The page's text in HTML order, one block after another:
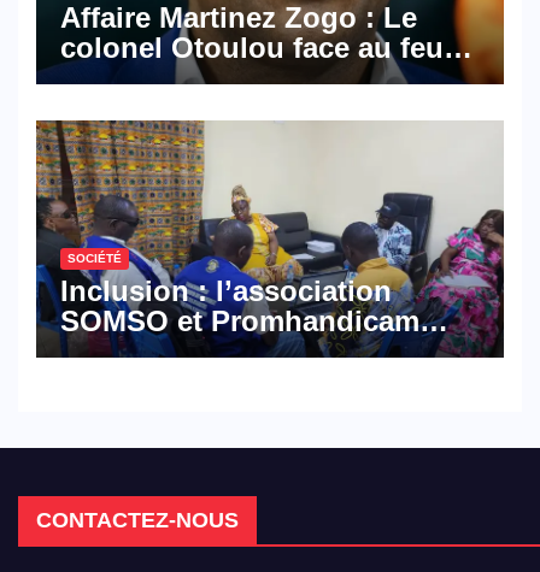
Affaire Martinez Zogo : Le
colonel Otoulou face au feu
croisé des avocats de la
SOCIÉTÉ
Inclusion : l’association
SOMSO et Promhandicam
militent en faveur d’une
CONTACTEZ-NOUS